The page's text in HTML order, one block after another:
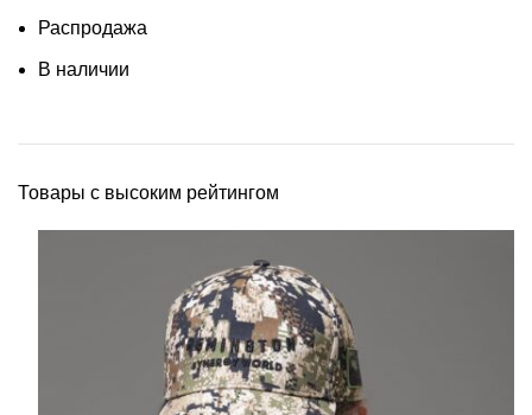
Распродажа
В наличии
Товары с высоким рейтингом